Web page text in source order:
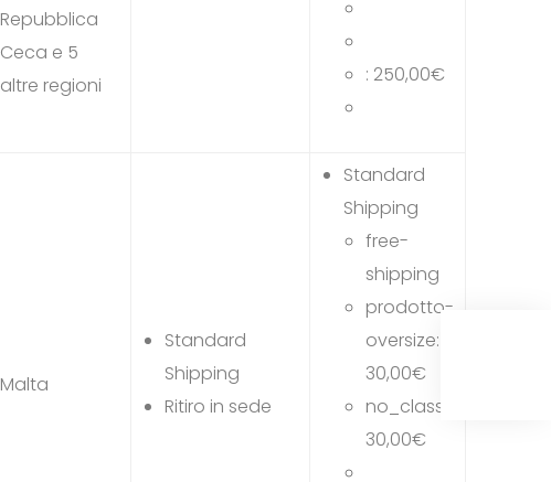
Repubblica
Ceca e 5
altre regioni
: 250,00€
Malta
Standard
Shipping
Ritiro in sede
Standard
Shipping
free-
shipping
prodotto-
oversize:
30,00€
no_class:
30,00€